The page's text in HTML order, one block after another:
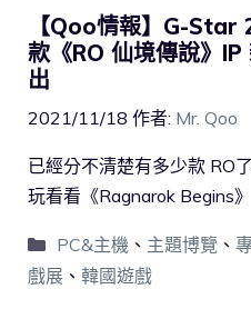
【Qoo情報】G-
款《RO 仙境傳說》
出
2021/11/18 作者: Mr. Qoo
已經分不清楚有多少款 RO
玩看看《Ragnarok Begins》
PC&主機、 主題博覽 、
戲展 、 韓國遊戲